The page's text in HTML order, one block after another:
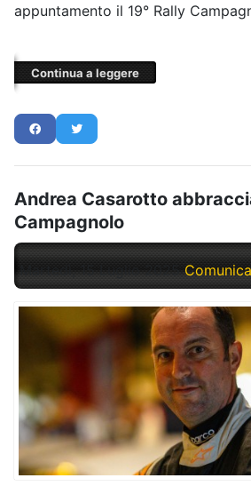
appuntamento il 19° Rally
Continua a leggere
Andrea Casarotto
Campagnolo
Martedì, 15 Luglio 2025